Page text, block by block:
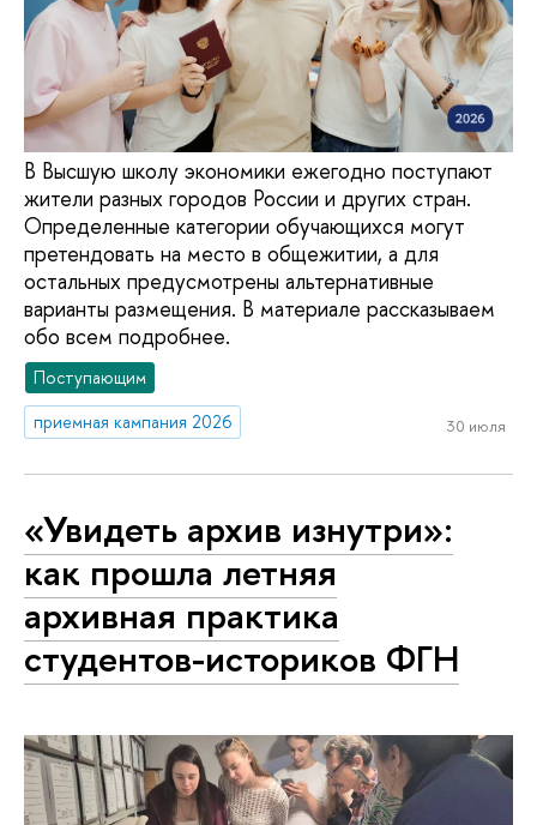
В Высшую школу экономики ежегодно поступают
жители разных городов России и других стран.
Определенные категории обучающихся могут
претендовать на место в общежитии, а для
остальных предусмотрены альтернативные
варианты размещения. В материале рассказываем
обо всем подробнее.
Поступающим
приемная кампания 2026
30 июля
«Увидеть архив изнутри»:
как прошла летняя
архивная практика
студентов-историков ФГН